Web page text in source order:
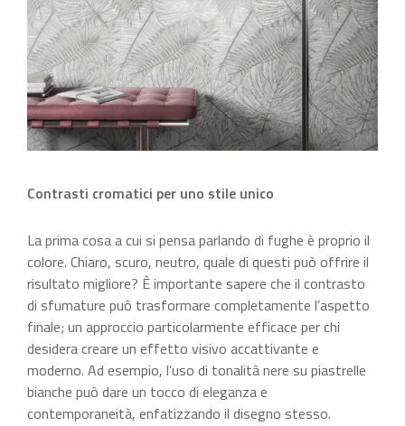
Contrasti cromatici per uno stile unico
La prima cosa a cui si pensa parlando di fughe è proprio il
colore. Chiaro, scuro, neutro, quale di questi può offrire il
risultato migliore? È importante sapere che il contrasto
di sfumature può trasformare completamente l’aspetto
finale; un approccio particolarmente efficace per chi
desidera creare un effetto visivo accattivante e
moderno. Ad esempio, l’uso di tonalità nere su piastrelle
bianche può dare un tocco di eleganza e
contemporaneità, enfatizzando il disegno stesso.